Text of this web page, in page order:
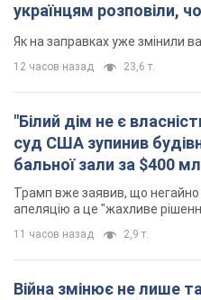
українцям розповіли,
Як на заправках уже змінили
12 часов назад 23,6 т.
"Білий дім не є
суд США зупинив
бальної зали за $400
Трамп вже заявив, що
апеляцію а це "жахливе
11 часов назад 2,9 т.
Війна змінює не лише